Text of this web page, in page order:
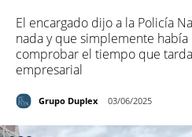
El encargado dijo a la Policía
nada y que simplemente
comprobar el tiempo que
empresarial
Grupo Duplex 03/06/2025